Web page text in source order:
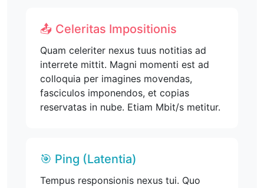
📤 Celeritas Impositionis
Quam celeriter nexus tuus notitias ad
interrete mittit. Magni momenti est ad
colloquia per imagines movendas,
fasciculos imponendos, et copias
reservatas in nube. Etiam Mbit/s metitur.
🎯 Ping (Latentia)
Tempus responsionis nexus tui. Quo